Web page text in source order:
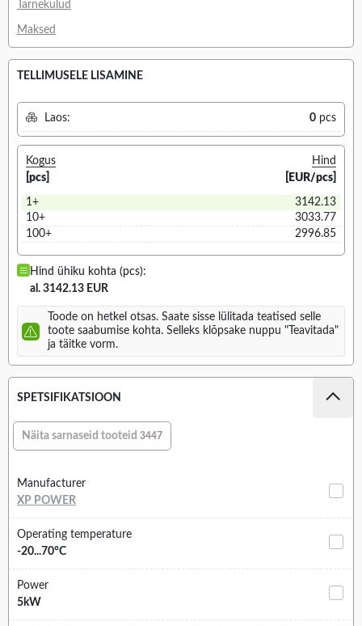
Tarnekulud
Maksed
TELLIMUSELE LISAMINE
Laos: 0 pcs
Kogus
[pcs]
Hind
[EUR/pcs]
1+
3142.13
10+
3033.77
100+
2996.85
Hind ühiku kohta (pcs):
al. 3142.13 EUR
Toode on hetkel otsas. Saate sisse lülitada teatised selle
toote saabumise kohta. Selleks klõpsake nuppu "Teavitada"
ja täitke vorm.
SPETSIFIKATSIOON
Näita sarnaseid tooteid 3447
Manufacturer
XP POWER
Operating temperature
-20...70°C
Power
5kW